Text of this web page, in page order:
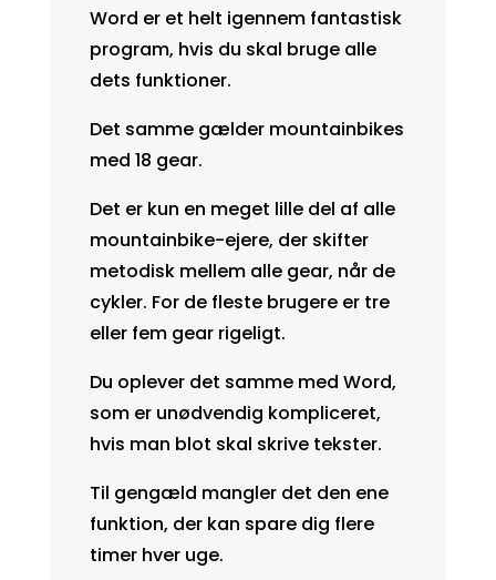
Word er et helt igennem fantastisk
program, hvis du skal bruge alle
dets funktioner.
Det samme gælder mountainbikes
med 18 gear.
Det er kun en meget lille del af alle
mountainbike-ejere, der skifter
metodisk mellem alle gear, når de
cykler. For de fleste brugere er tre
eller fem gear rigeligt.
Du oplever det samme med Word,
som er unødvendig kompliceret,
hvis man blot skal skrive tekster.
Til gengæld mangler det den ene
funktion, der kan spare dig flere
timer hver uge.